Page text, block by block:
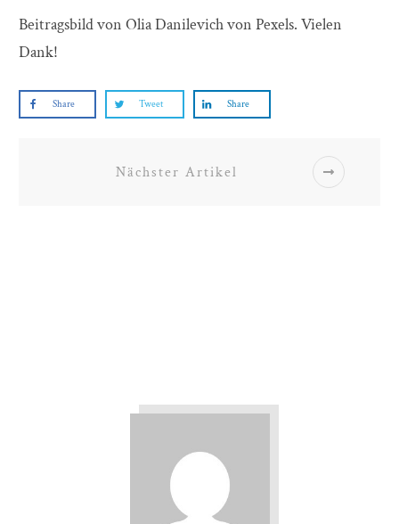
Beitragsbild von Olia Danilevich von Pexels. Vielen
Dank!
Share Tweet Share
Nächster Artikel